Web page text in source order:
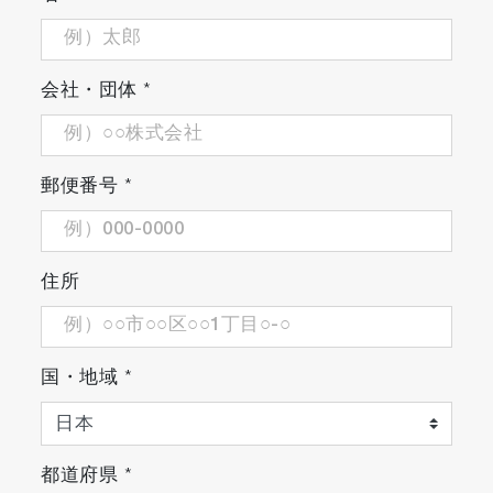
会社・団体 *
郵便番号 *
住所
国・地域 *
都道府県 *